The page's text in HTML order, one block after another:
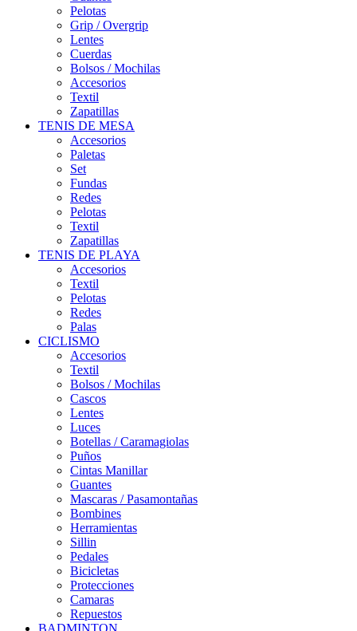
Pelotas
Grip / Overgrip
Lentes
Cuerdas
Bolsos / Mochilas
Accesorios
Textil
Zapatillas
TENIS DE MESA
Accesorios
Paletas
Set
Fundas
Redes
Pelotas
Textil
Zapatillas
TENIS DE PLAYA
Accesorios
Textil
Pelotas
Redes
Palas
CICLISMO
Accesorios
Textil
Bolsos / Mochilas
Cascos
Lentes
Luces
Botellas / Caramagiolas
Puños
Cintas Manillar
Guantes
Mascaras / Pasamontañas
Bombines
Herramientas
Sillin
Pedales
Bicicletas
Protecciones
Camaras
Repuestos